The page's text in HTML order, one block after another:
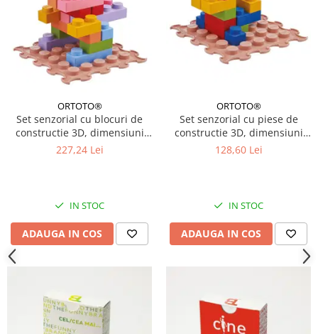
ORTOTO®
Set senzorial cu blocuri de
constructie 3D, dimensiuni
mari, 32 piese
227,24 Lei
IN STOC
ADAUGA IN COS
ORTOTO®
Set senzorial cu piese de
constructie 3D, dimensiuni
mari, 16 piese
128,60 Lei
IN STOC
ADAUGA IN COS